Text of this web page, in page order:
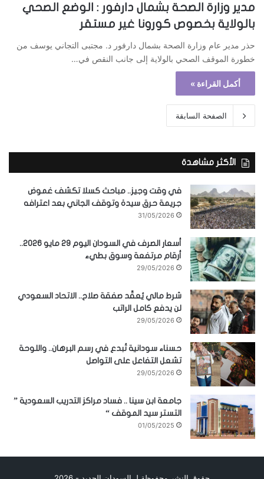
مدير وزارة الصحة بشمال دارفور : الوضع الصحي
بالولاية بخصوص كورونا غير مستقر
حذر مدير عام وزارة الصحة بشمال دارفور د. مجتبى التجاني يوسف من
خطورة الموقف الصحي بالولاية إلى جانب النقص في…
أكمل القراءة »
الصفحة السابقة
الأكثر مشاهدة
في وقت وجيز.. مباحث كسلا تكشف غموض
جريمة حرق سيدة وتوقف الجاني بعد اعترافه
31/05/2026
أسعار الصرف في السودان اليوم 29 مايو 2026..
أرقام مرتفعة وسوق بطيء
29/05/2026
شرط مالي يُعقّد صفقة صلاح.. الاتحاد السعودي
لن يدفع كامل الراتب
29/05/2026
حسناء سودانية تُبدع في رسم البرهان.. واللوحة
تشعل التفاعل على التواصل
29/05/2026
جامعة ابن سينا .. فساد مراكز التدريب السعودية ”
التستر سيد الموقف “
01/05/2025